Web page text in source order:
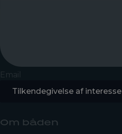
Email
Tilkendegivelse af interesse
Om båden